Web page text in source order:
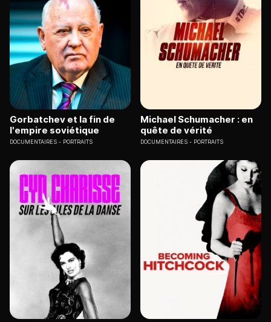
Gorbatchev et la fin de
l'empire soviétique
DOCUMENTAIRES PORTRAITS
Michael Schumacher : en
quête de vérité
DOCUMENTAIRES PORTRAITS